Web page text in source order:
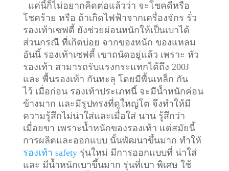
แค่นี้ก็ไม่อยากคิดต่อแล้วว่า จะโชคดีหรือ
โชคร้าย หรือ ถ้าเกิดไฟฟ้าจากเครื่องจักร รั่ว
รองเท้าเซฟตี้ ยังช่วยผ่อนหนักให้เป็นเบาได้
ส่วนกรณี ที่เกิดบ่อย จากของหนัก ของแหลม
อันนี้ รองเท้าเซฟตี้ เขาถนัดอยู่แล้ว เพราะ หัว
รองเท้า สามารถรับแรงกระแทกได้ถึง 200J
และ พื้นรองเท้า กันทะลุ โดยมีพื้นเหล็ก กัน
ไว้ เมื่อก่อน รองเท้าประเภทนี้ จะมีน้ำหนักค่อน
ข้างมาก และมีรูปทรงที่ดูใหญ่โต จึงทำให้มี
ความรู้สึกไม่น่าใส่และเมื่อใส่ นาน รู้สึกว่า
เมื่อยขา เพราะน้ำหนักของรองเท้า แต่สมัยนี้
การผลิตและออกแบบ นั้นพัฒนาขึ้นมาก ทำให้
รองเท้า safetyรุ่นใหม่ มีการออกแบบที่ น่าใส่
และ มีน้ำหนักเบาขึ้นมาก รุ่นที่เบา พิเศษ ใช้